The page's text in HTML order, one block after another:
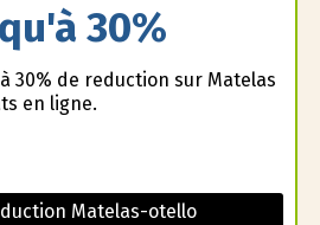
30%
30% de reduction sur Matelas
en ligne.
Matelas-otello